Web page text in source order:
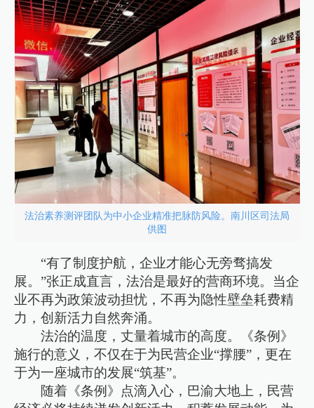
法治素养测评团队为中小企业精准把脉防风险。南川区司法局
供图
“有了制度护航，企业才能心无旁骛搞发
展。”张正成直言，法治是最好的营商环境。当企
业不再为政策波动担忧，不再为隐性壁垒耗费精
力，创新活力自然奔涌。
法治的温度，丈量着城市的高度。《条例》
施行的意义，不仅在于为民营企业“撑腰”，更在
于为一座城市的发展“筑基”。
随着《条例》点滴入心，巴渝大地上，民营